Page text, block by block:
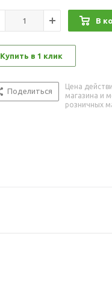
В
Купить в 1 клик
Поделиться
Цена
магазина и
розничных